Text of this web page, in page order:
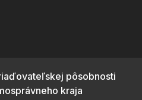
pôsobnosti
kraja